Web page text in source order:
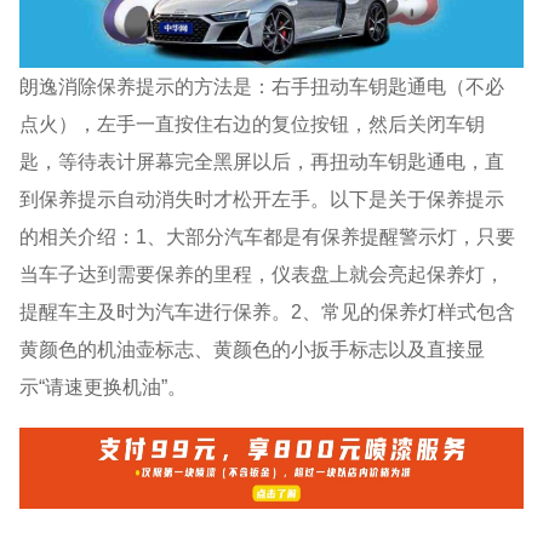
朗逸消除保养提示的方法是：右手扭动车钥匙通电（不必
点火），左手一直按住右边的复位按钮，然后关闭车钥
匙，等待表计屏幕完全黑屏以后，再扭动车钥匙通电，直
到保养提示自动消失时才松开左手。以下是关于保养提示
的相关介绍：1、大部分汽车都是有保养提醒警示灯，只要
当车子达到需要保养的里程，仪表盘上就会亮起保养灯，
提醒车主及时为汽车进行保养。2、常见的保养灯样式包含
黄颜色的机油壶标志、黄颜色的小扳手标志以及直接显
示“请速更换机油”。